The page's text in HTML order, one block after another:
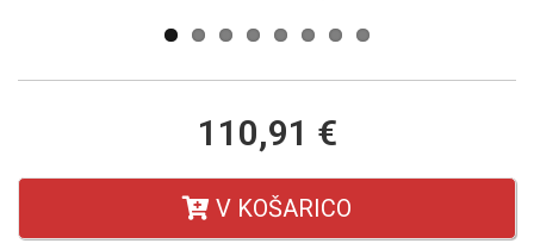
110,91 €
V KOŠARICO